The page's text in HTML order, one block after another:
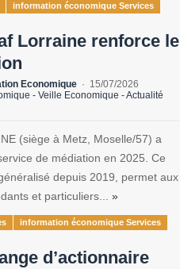
information économique Services
Lorraine renforce le
Economique
15/07/2026
- Veille Economique - Actualité
(siège à Metz, Moselle/57) a
de médiation en 2025. Ce
depuis 2019, permet aux
et particuliers... »
information économique Services
d’actionnaire